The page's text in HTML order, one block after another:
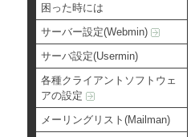
困った時には
サーバー設定(Webmin)
サーバ設定(Usermin)
各種クライアントソフトウェ
アの設定
メーリングリスト(Mailman)